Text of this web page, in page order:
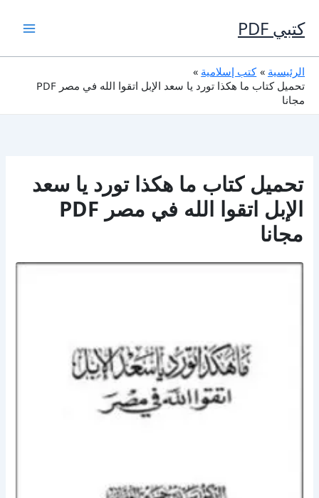
إلى
المحتوى
كتبي PDF
الرئيسية
كتب إسلامية
تحميل كتاب ما هكذا تورد يا سعد الإبل اتقوا الله في مصر PDF
مجانا
تحميل كتاب ما هكذا تورد يا سعد
الإبل اتقوا الله في مصر PDF
مجانا